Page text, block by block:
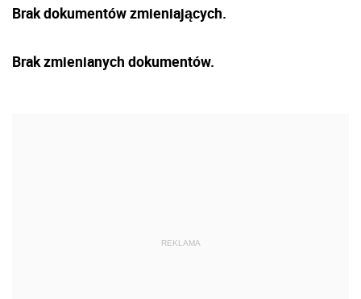
Brak dokumentów zmieniających.
Brak zmienianych dokumentów.